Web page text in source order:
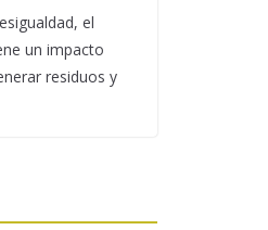
el
un impacto
residuos y